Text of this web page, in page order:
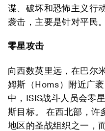
谍、破坏和恐怖主义行
袭击，主要是针对平民。
零星攻击
向西数英里远，在巴尔
姆斯（Homs）附近广
中，ISIS战斗人员会零
斯目标。 在西北部，许
地区的圣战组织之一，